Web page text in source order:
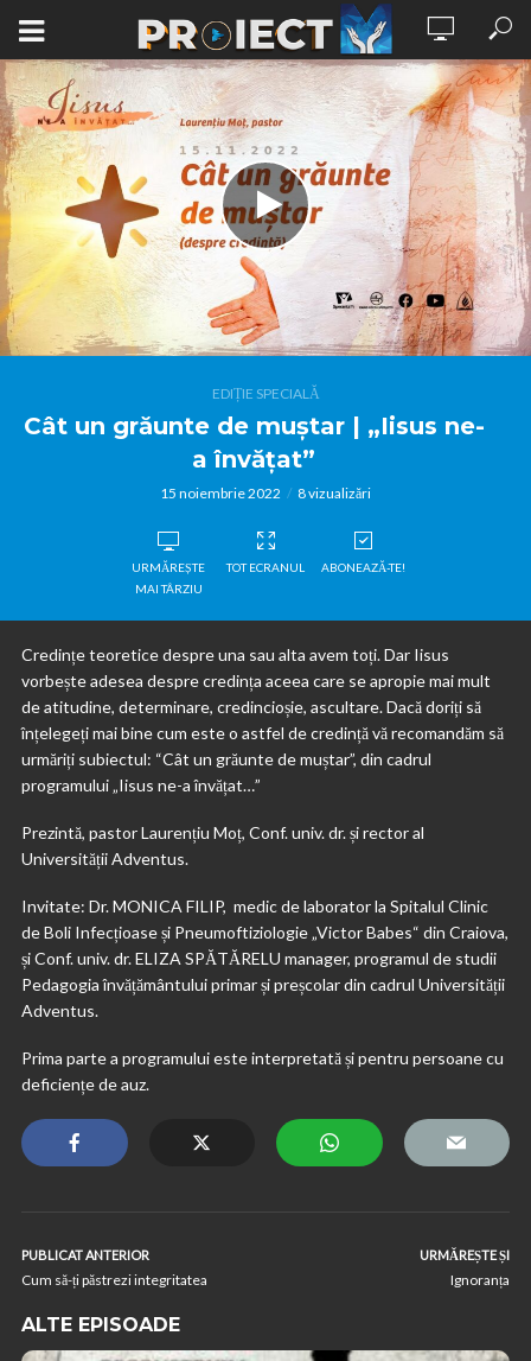
EDIȚIE SPECIALĂ
Cât un grăunte de muștar | „Iisus ne-
a învățat”
15 noiembrie 2022 8 vizualizări
URMĂREȘTE
MAI TÂRZIU
TOT ECRANUL ABONEAZĂ-TE!
Credințe teoretice despre una sau alta avem toți. Dar Iisus
vorbește adesea despre credința aceea care se apropie mai mult
de atitudine, determinare, credincioșie, ascultare. Dacă doriți să
înțelegeți mai bine cum este o astfel de credință vă recomandăm să
urmăriți subiectul: “Cât un grăunte de muștar”, din cadrul
programului „Iisus ne-a învățat…”
Prezintă, pastor Laurențiu Moț, Conf. univ. dr. și rector al
Universității Adventus.
Invitate: Dr. MONICA FILIP, medic de laborator la Spitalul Clinic
de Boli Infecțioase și Pneumoftiziologie „Victor Babes“ din Craiova,
și Conf. univ. dr. ELIZA SPĂTĂRELU manager, programul de studii
Pedagogia învățământului primar și preșcolar din cadrul Universității
Adventus.
Prima parte a programului este interpretată și pentru persoane cu
deficiențe de auz.
PUBLICAT ANTERIOR
Cum să-ți păstrezi integritatea
URMĂREȘTE ȘI
Ignoranța
ALTE EPISOADE